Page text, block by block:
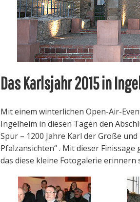
Das Karlsjahr 2015 in
Mit einem winterlichen Open-Air-
Ingelheim in diesen Tagen den
Spur – 1200 Jahre Karl der Große
Pfalzansichten“ . Mit dieser
das diese kleine Fotogalerie erinnern